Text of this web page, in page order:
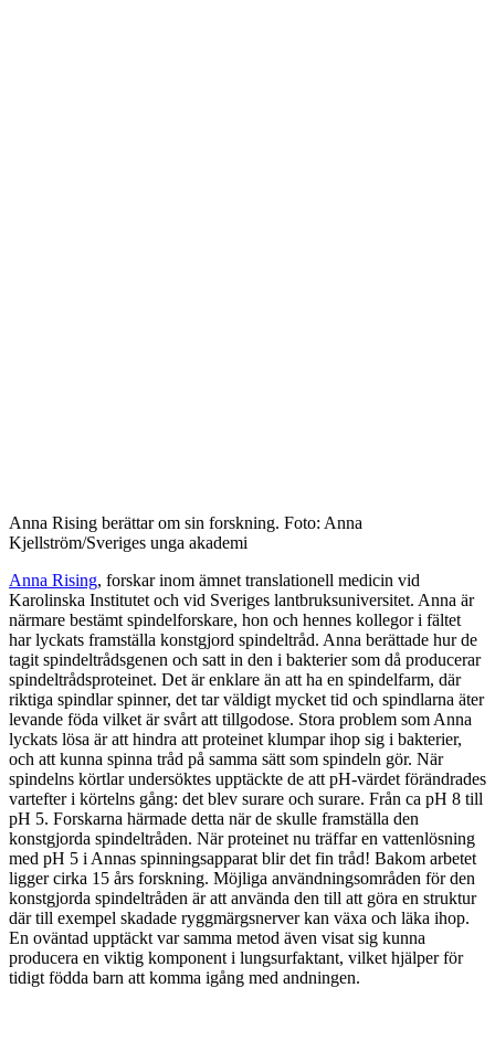
Anna Rising berättar om sin forskning. Foto: Anna
Kjellström/Sveriges unga akademi
Anna Rising, forskar inom ämnet translationell medicin vid
Karolinska Institutet och vid Sveriges lantbruksuniversitet. Anna är
närmare bestämt spindelforskare, hon och hennes kollegor i fältet
har lyckats framställa konstgjord spindeltråd. Anna berättade hur de
tagit spindeltrådsgenen och satt in den i bakterier som då producerar
spindeltrådsproteinet. Det är enklare än att ha en spindelfarm, där
riktiga spindlar spinner, det tar väldigt mycket tid och spindlarna äter
levande föda vilket är svårt att tillgodose. Stora problem som Anna
lyckats lösa är att hindra att proteinet klumpar ihop sig i bakterier,
och att kunna spinna tråd på samma sätt som spindeln gör. När
spindelns körtlar undersöktes upptäckte de att pH-värdet förändrades
vartefter i körtelns gång: det blev surare och surare. Från ca pH 8 till
pH 5. Forskarna härmade detta när de skulle framställa den
konstgjorda spindeltråden. När proteinet nu träffar en vattenlösning
med pH 5 i Annas spinningsapparat blir det fin tråd! Bakom arbetet
ligger cirka 15 års forskning. Möjliga användningsområden för den
konstgjorda spindeltråden är att använda den till att göra en struktur
där till exempel skadade ryggmärgsnerver kan växa och läka ihop.
En oväntad upptäckt var samma metod även visat sig kunna
producera en viktig komponent i lungsurfaktant, vilket hjälper för
tidigt födda barn att komma igång med andningen.